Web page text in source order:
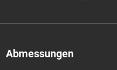
Abmessungen